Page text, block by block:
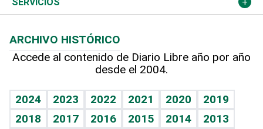
Hablando con el pediatra
Vida y familia
Eñe
Línea de hit
TBT Deportivo
Más firmas
Hecho en casa
Guía del dinero
Cumpleaños
Horóscopos
Crucigramas
ARCHIVO HISTÓRICO
Accede al contenido de Diario Libre año por año
desde el 2004.
2024 2023 2022 2021 2020
2019
2018
2017 2016 2015 2014
2013